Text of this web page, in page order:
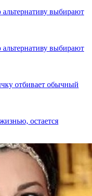
выбирают
выбирают
отбивает обычный
остается